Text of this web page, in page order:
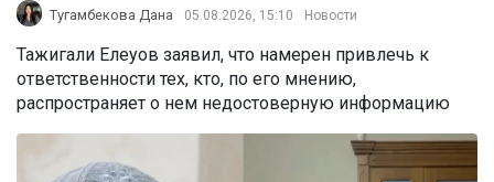
Тугамбекова Дана 05.08.2026, 15:10 Новости
Тажигали Елеуов заявил, что намерен привлечь к
ответственности тех, кто, по его мнению,
распространяет о нем недостоверную информацию